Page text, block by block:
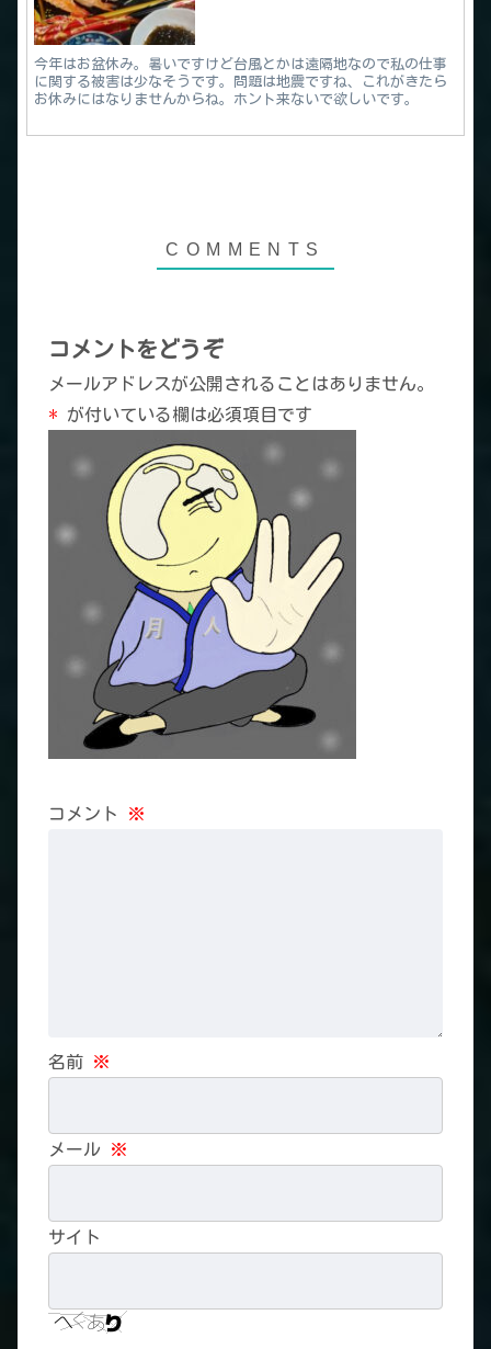
今年はお盆休み。暑いですけど台風とかは遠隔地なので私の仕事
に関する被害は少なそうです。問題は地震ですね、これがきたら
お休みにはなりませんからね。ホント来ないで欲しいです。
コメントをどうぞ
メールアドレスが公開されることはありません。
* が付いている欄は必須項目です
コメント ※
名前 ※
メール ※
サイト